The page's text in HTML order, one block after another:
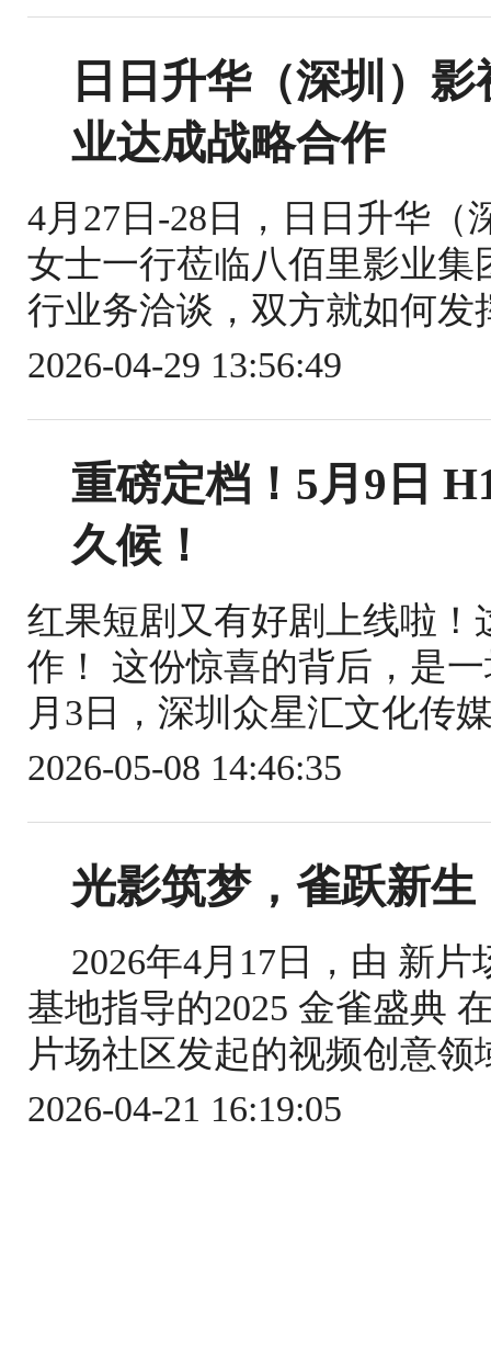
日日升华（深圳）
业达成战略合作
4月27日-28日，日日升华（
女士一行莅临八佰里影业
行业务洽谈，双方就如何
2026-04-29 13:56:49
重磅定档！5月9日
久候！
红果短剧又有好剧上线啦！
作！ 这份惊喜的背后，是
月3日，深圳众星汇文化传
2026-05-08 14:46:35
光影筑梦，雀跃新
2026年4月17日，由 新
基地指导的2025 金雀盛典
片场社区发起的视频创意
2026-04-21 16:19:05